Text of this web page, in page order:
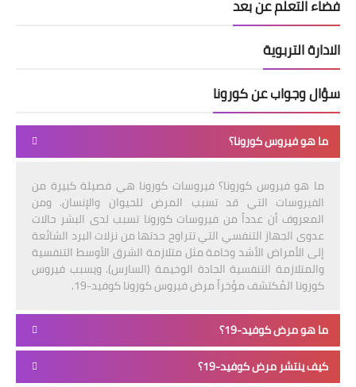
فضاء التعلم عن بعد
الادارة التربوية
سؤال وجواب عن كورونا
ما هو فيروس كورونا؟
ما هو فيروس كورونا؟ فيروسات كورونا هي فصيلة كبيرة من
الفيروسات التي قد تسبب المرض للحيوان والإنسان. ومن
المعروف أن عدداً من فيروسات كورونا تسبب لدى البشر حالات
عدوى الجهاز التنفسي التي تتراوح حدتها من نزلات البرد الشائعة
إلى الأمراض الأشد وخامة مثل متلازمة الشرق الأوسط التنفسية
والمتلازمة التنفسية الحادة الوخيمة (السارس). ويسبب فيروس
كورونا المُكتشف مؤخراً مرض فيروس كورونا كوفيد-19.
ما هو مرض كوفيد-19؟
كيف ينتشر مرض كوفيد-19؟